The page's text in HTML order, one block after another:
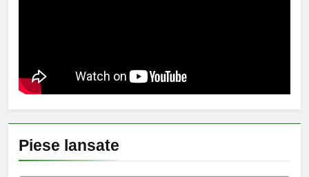
Piese lansate